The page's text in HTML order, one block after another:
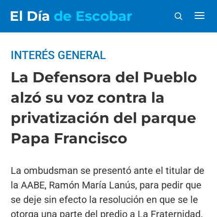
El Día de Escobar
INTERÉS GENERAL
La Defensora del Pueblo
alzó su voz contra la
privatización del parque
Papa Francisco
La ombudsman se presentó ante el titular de
la AABE, Ramón María Lanús, para pedir que
se deje sin efecto la resolución en que se le
otorga una parte del predio a La Fraternidad.